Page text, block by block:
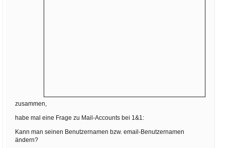
zusammen,
habe mal eine Frage zu Mail-Accounts bei 1&1:
Kann man seinen Benutzernamen bzw. email-Benutzernamen
ändern?